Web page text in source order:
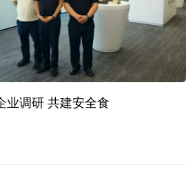
中食办赴西安开展企业调研 共建安全食